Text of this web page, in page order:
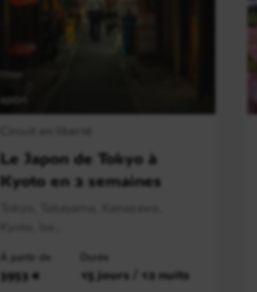
Japon
Le Japon de Tokyo à
Kyoto en 2 semaines
À partir de
3953 €
Durée
15 jours / 12 nuits